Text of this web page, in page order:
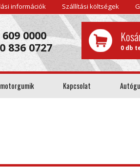
információk Szállítási költségek
0 db
0000
836 0727
Kapcsolat